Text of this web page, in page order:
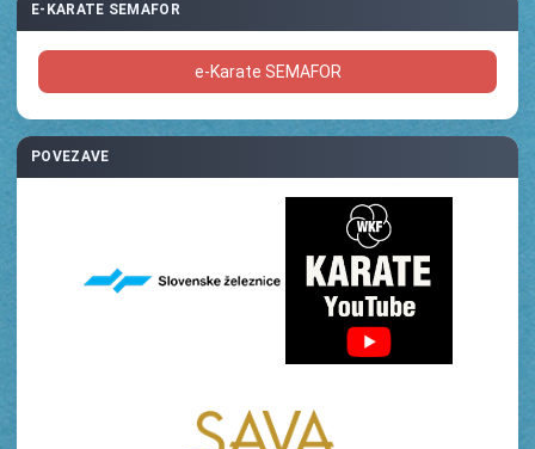
E-KARATE SEMAFOR
e-Karate SEMAFOR
POVEZAVE